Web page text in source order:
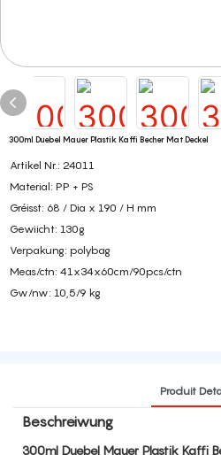
300ml Duebel Mauer Plastik Kaffi Becher Mat Deckel
Artikel Nr.: 24011
Material: PP + PS
Gréisst: 68 / Dia x 190 / H mm
Gewiicht: 130g
Verpakung: polybag
Meas/ctn: 41x34x60cm/90pcs/ctn
Gw/nw: 10,5/9 kg
Produit
Beschreiwung
300ml Duebel Mauer Plastik Kaffi